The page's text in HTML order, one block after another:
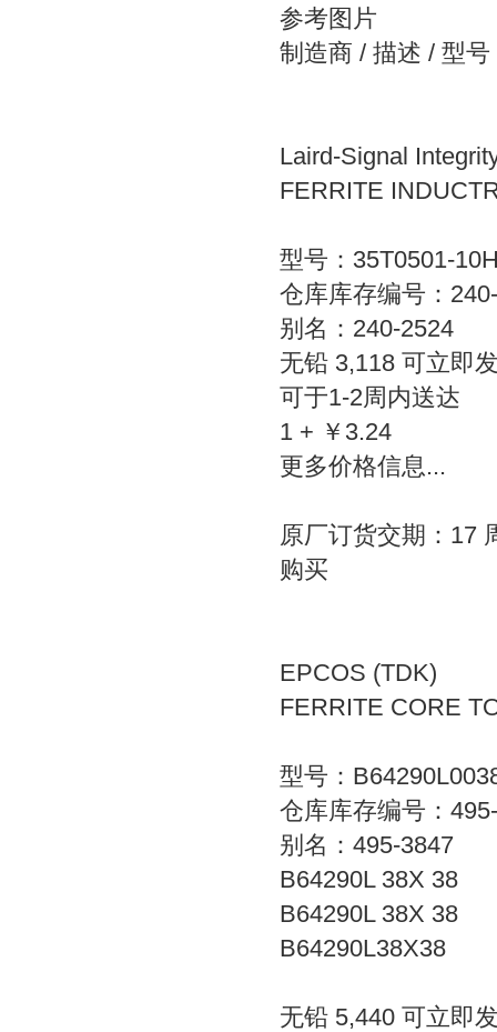
参考图片
制造商 / 描述 / 型
Laird-Signal
FERRITE
型号：35T0501-
仓库库存编号：
别名：240-2524
无铅 3,118 可立即
可于1-2周内送达
1 + ￥3.24
更多价格信息...
原厂订货交期：17
购买
EPCOS (TDK)
FERRITE CORE
型号：
仓库库存编号：
别名：495-3847
B64290L 38X 38
B64290L 38X 38
B64290L38X38
无铅 5,440 可立即